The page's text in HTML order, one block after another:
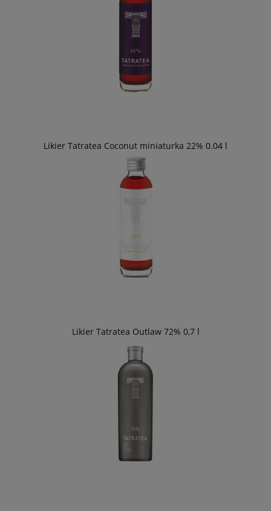
Likier Tatratea Coconut miniaturka 22% 0.04 l
Likier Tatratea Outlaw 72% 0,7 l